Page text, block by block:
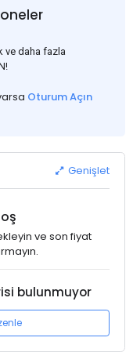
ve daha fazla
Oturum Açın
Genişlet
ve son fiyat
bulunmuyor